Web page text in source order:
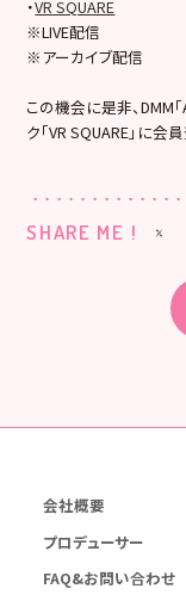
・VR SQUARE
※LIVE配信
※アーカイブ配信
この機会に是非、DMM
ク「VR SQUARE」に会
SHARE ME !
会社概要
プロデューサー
FAQ&お問い合わせ